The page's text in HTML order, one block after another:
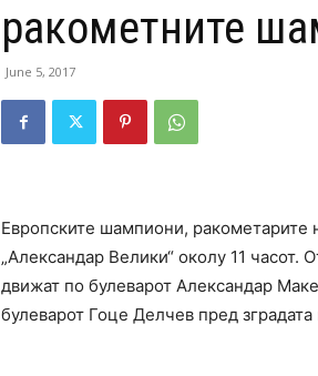
ракометните
June 5, 2017
Европските шампиони, ракометарите
„Александар Велики“ околу 11 часот.
движат по булеварот Александар
булеварот Гоце Делчев пред